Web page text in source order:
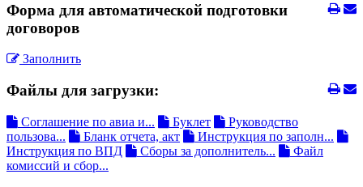
Форма для автоматической подготовки
договоров
Заполнить
Файлы для загрузки:
Соглашение по авиа и... Буклет
Руководство
пользова...
Бланк отчета, акт
Инструкция по заполн...
Инструкция по ВПД
Сборы за дополнитель...
Файл
комиссий и сбор...